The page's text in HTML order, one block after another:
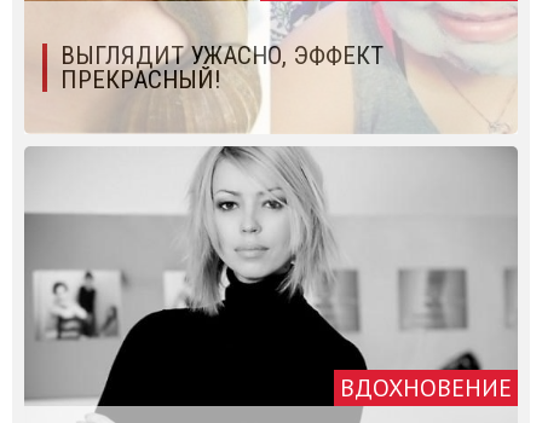
ВЫГЛЯДИТ УЖАСНО, ЭФФЕКТ
ПРЕКРАСНЫЙ!
ВДОХНОВЕНИЕ